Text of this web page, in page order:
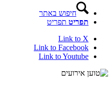
חיפוש באתר
תפריט תפריט
Link to X
Link to Facebook
Link to Youtube